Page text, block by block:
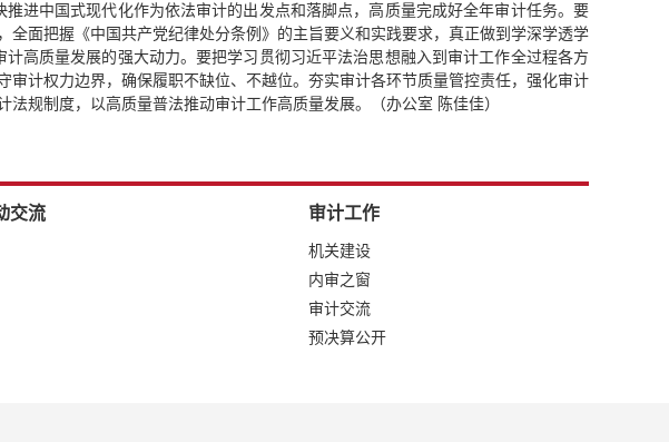
进中国式现代化作为依法审计的出发点和落脚点，高质量完成好全年审计任务。要
面把握《中国共产党纪律处分条例》的主旨要义和实践要求，真正做到学深学透学
高质量发展的强大动力。要把学习贯彻习近平法治思想融入到审计工作全过程各方
计权力边界，确保履职不缺位、不越位。夯实审计各环节质量管控责任，强化审计
规制度，以高质量普法推动审计工作高质量发展。（办公室 陈佳佳）
交流 审计工作
机关建设
内审之窗
审计交流
预决算公开